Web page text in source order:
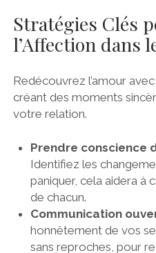
Stratégies Clés
l’Affection dans
Redécouvrez l’amour
créant des moments
votre relation.
Prendre conscience
Identifiez les
paniquer, cela aidera à
de chacun.
Communication
honnêtement de vos
sans reproches, pour